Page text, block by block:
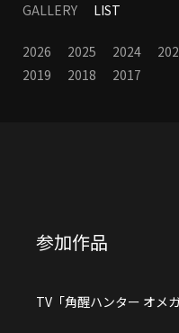
GALLERY LIST
2026 2025 2024
2019
2018 2017
参加作品
TV「角醒ハンター オメ